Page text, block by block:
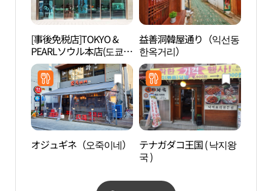
[事後免税店]TOKYO &
PEARLソウル本店(도쿄앤
펄 서울본점)
益善洞韓屋通り（익선동
한옥거리）
オジュギネ（오죽이네）
テナガダコ王国 ( 낙지왕
국 )